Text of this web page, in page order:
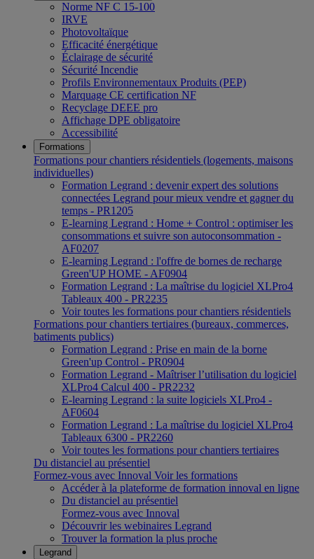
Norme NF C 15-100
IRVE
Photovoltaïque
Efficacité énergétique
Éclairage de sécurité
Sécurité Incendie
Profils Environnementaux Produits (PEP)
Marquage CE certification NF
Recyclage DEEE pro
Affichage DPE obligatoire
Accessibilité
Formations
Formations pour chantiers résidentiels (logements, maisons
individuelles)
Formation Legrand : devenir expert des solutions
connectées Legrand pour mieux vendre et gagner du
temps - PR1205
E-learning Legrand : Home + Control : optimiser les
consommations et suivre son autoconsommation -
AF0207
E-learning Legrand : l'offre de bornes de recharge
Green'UP HOME - AF0904
Formation Legrand : La maîtrise du logiciel XLPro4
Tableaux 400 - PR2235
Voir toutes les formations pour chantiers résidentiels
Formations pour chantiers tertiaires (bureaux, commerces,
batiments publics)
Formation Legrand : Prise en main de la borne
Green'up Control - PR0904
Formation Legrand - Maîtriser l’utilisation du logiciel
XLPro4 Calcul 400 - PR2232
E-learning Legrand : la suite logiciels XLPro4 -
AF0604
Formation Legrand : La maîtrise du logiciel XLPro4
Tableaux 6300 - PR2260
Voir toutes les formations pour chantiers tertiaires
Du distanciel au présentiel
Formez-vous avec Innoval Voir les formations
Accéder à la plateforme de formation innoval en ligne
Du distanciel au présentiel
Formez-vous avec Innoval
Découvrir les webinaires Legrand
Trouver la formation la plus proche
Legrand